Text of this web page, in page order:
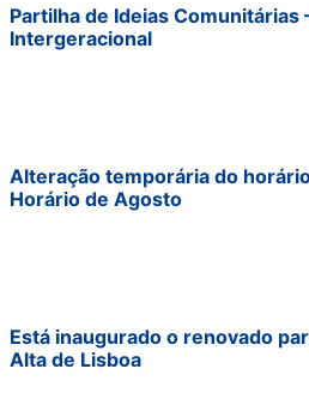
Partilha de Ideias Comunitárias
Intergeracional
Alteração temporária do
Horário de Agosto
Está inaugurado o renovado
Alta de Lisboa